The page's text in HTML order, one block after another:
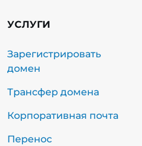
УСЛУГИ
Зарегистрировать
домен
Трансфер домена
Корпоративная почта
Перенос